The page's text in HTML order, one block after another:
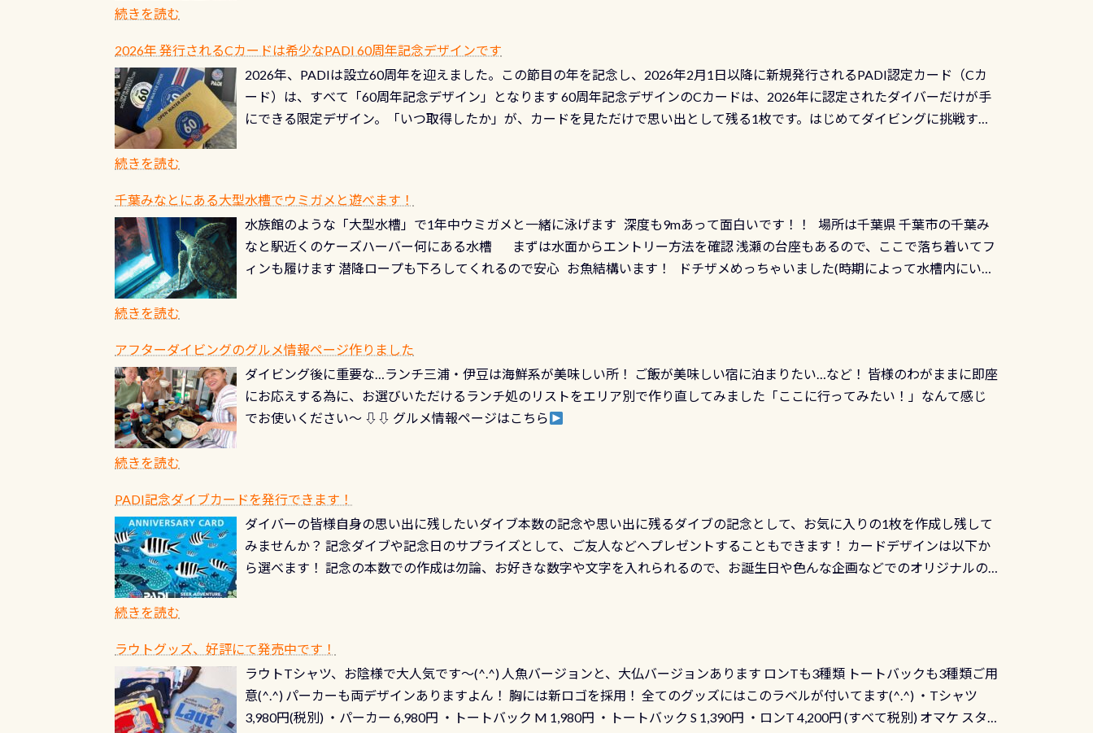
点検をする度に1行目の「水漏れ検査代」が5,500円掛かります そこで下記のキャンペーンを利用してみてはどうでしょうか？
8/31までの間に、ドライスーツの点検・オーバーホールを出して頂いた方は、上記の水検査料5,500円がなんと無料になります！
ドライスーツクリーニングだけでも出そうと思ってる方は、セットでこの水検査も出しましょう！そし続きを読む
ませ 6月から10月の間で開催しております 長良川ってどんな川？ 長良川は日本三大清流(四万十川、柿田川)の１つに数えられ
る清流（水質汚染の少ない、または無い川のこと）で岐阜県の郡上市に始まり、美濃を経て伊勢湾に流れます1985年には環境省
の「名水100選」にまた2001年には「日本の水浴場88選」に全国で唯一河川で選ばれた清流です川にしては珍しく、水深が深い
ところでは12mほどあり十分ダイビングを楽しむことが出来ます 川原からのエントリーエキジットは正に大自然の中でのダイビ
ダウンカレントが発生している箇所などもあり、なかなか海では見られない光景です 透明度の良い川を数百メートルドリフトす
る(流される)のは快感です！ 特別天然記念物「オオサンショウウオ」が見れる 長良川ダイビング最大の見どころがこの特別天然
記念物の「オオサンショウウオ」です 大きなものでは体長1mを超える世界最大の両生類です個体数が少なくかなり貴重な生物で
すが、ここ長良川ではかなりの確立で見ることが出来ます特別天然記念物と言えば他には「 続きを読む
続きを読む
2026年 発行されるCカードは希少なPADI 60周年記念デザインです
2026年、PADIは設立60周年を迎えました。この節目の年を記念し、2026年2月1日以降に新規発行されるPADI認定カード（Cカ
ード）は、すべて「60周年記念デザイン」となります 60周年記念デザインのCカードは、2026年に認定されたダイバーだけが手
にできる限定デザイン。「いつ取得したか」が、カードを見ただけで思い出として残る1枚です。はじめてダイビングに挑戦する
終営業日までの発行分 【注意事項】※ PADI Freediver、Mermaid、EFR、TECなど特別プログラムの専用カードが発行されるもの
やオリジナルカード対象のディスティンクティブ・スペシャルティ、AWAREデザインカードを申し込みの方は対象外となりま
す。 ※ 2026年12月の認定でも、2027年1月以降に発行されるカードは通常デザインとなります ダイビングは、始めた「年」も
思い出になる ダイビングを始めるきっかけは人それぞれ。でも、「いつ始めたか」は、あとから振り返ると大切な思い出になり
も、ワクワクが続く60周年限定企画です。コースを修了されたら、ぜひ参加してみてくださいね 毎月60名様、年間720名様に
PADIグッズが当たるチャンス 受講したPADIダイブセンター／リゾートが用意したオリジナル景品が当たることも！ PADIデジタ
ルくじに参加する
続きを読む
千葉みなとにある大型水槽でウミガメと遊べます！
水族館のような「大型水槽」で1年中ウミガメと一緒に泳げます 深度も9mあって面白いです！！ 場所は千葉県 千葉市の千葉み
なと駅近くのケーズハーバー何にある水槽 まずは水面からエントリー方法を確認 浅瀬の台座もあるので、ここで落ち着いてフ
ィンも履けます 潜降ロープも下ろしてくれるので安心 お魚結構います！ ドチザメめっちゃいました(時期によって水槽内にいる
楽しみ頂けます 反対側の窓からも見ることが出来るので、付き添いの方とも記念撮影も出来ますよ スキンダイビングでも参加
できます！ かなり楽しめます是非ご参加ください！ 写真撮影の練習や、4時間たっぷり利用出来るので、普通に中性浮力の練習
にもなりますヨ 料金等、詳しくは 詳細はこちら
続きを読む
アフターダイビングのグルメ情報ページ作りました
ダイビング後に重要な…ランチ三浦・伊豆は海鮮系が美味しい所！ ご飯が美味しい宿に泊まりたい…など！ 皆様のわがままに即座
にお応えする為に、お選びいただけるランチ処のリストをエリア別で作り直してみました「ここに行ってみたい！」なんて感じ
でお使いください～ ⇩⇩ グルメ情報ページはこちら
続きを読む
PADI記念ダイブカードを発行できます！
ダイバーの皆様自身の思い出に残したいダイブ本数の記念や思い出に残るダイブの記念として、お気に入りの1枚を作成し残して
みませんか？ 記念ダイブや記念日のサプライズとして、ご友人などへプレゼントすることもできます！ カードデザインは以下か
ら選べます！ 記念の本数での作成は勿論、お好きな数字や文字を入れられるので、お誕生日や色んな企画などでのオリジナルの
続きを読む
ラウトグッズ、好評にて発売中です！
ラウトTシャツ、お陰様で大人気です～(^.^) 人魚バージョンと、大仏バージョンあります ロンTも3種類 トートバックも3種類ご用
意(^.^) パーカーも両デザインありますよん！ 胸には新ロゴを採用！ 全てのグッズにはこのラベルが付いてます(^.^) ・Tシャツ
3,980円(税別) ・パーカー 6,980円 ・トートバック M 1,980円 ・トートバック S 1,390円 ・ロンT 4,200円 (すべて税別) オマケ スタ